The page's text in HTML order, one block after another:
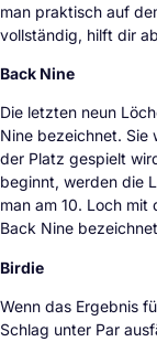
man praktisch auf
vollständig, hilft dir
Back Nine
Die letzten neun
Nine bezeichnet. Sie
der Platz gespielt
beginnt, werden die
man am 10. Loch
Back Nine
Birdie
Wenn das Ergebnis
Schlag unter Par